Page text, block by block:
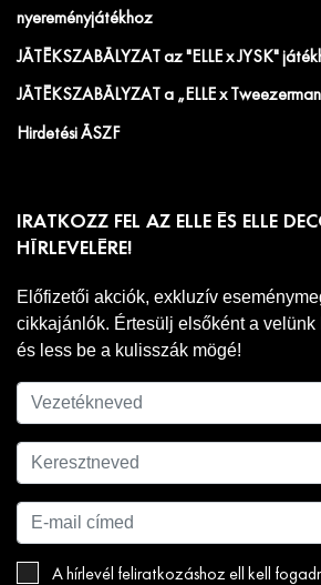
nyereményjátékhoz
JÁTÉKSZABÁLYZAT az "ELLE x JYSK"
JÁTÉKSZABÁLYZAT a „ELLE x
Hirdetési ÁSZF
IRATKOZZ FEL AZ ELLE ÉS ELLE
HÍRLEVELÉRE!
Előfizetői akciók, exkluzív
cikkajánlók. Értesülj elsőként a velünk
és less be a kulisszák mögé!
A hírlevél feliratkozáshoz ell kell